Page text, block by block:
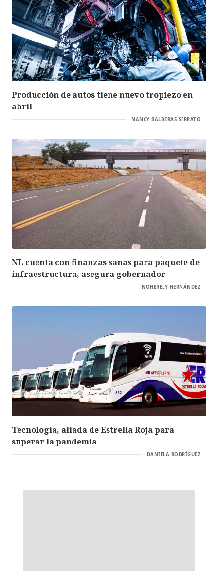
Producción de autos tiene nuevo tropiezo en
abril
NANCY BALDERAS SERRATO
NL cuenta con finanzas sanas para paquete de
infraestructura, asegura gobernador
NOHERELY HERNÁNDEZ
Tecnología, aliada de Estrella Roja para
superar la pandemia
DANIELA RODRÍGUEZ